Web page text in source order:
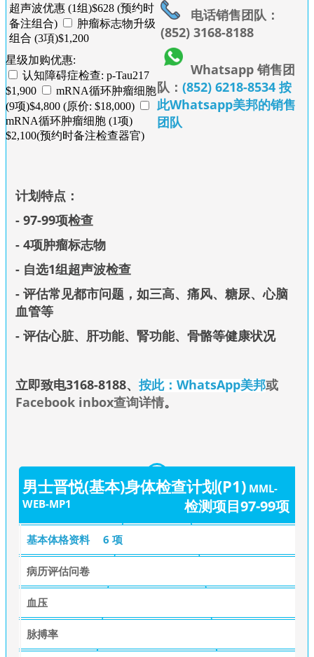
超声波优惠 (1组)$628 (预约时
备注组合)
肿瘤标志物升级
组合 (3項)$1,200
星级加购优惠:
认知障碍症检查: p-Tau217
$1,900
mRNA循环肿瘤细胞
(9项)$4,800 (原价: $18,000)
mRNA循环肿瘤细胞 (1项)
$2,100(预约时备注检查器官)
电话销售团队：
(852) 3168-8188
Whatsapp 销售团
队： (852) 6218-8534 按
此Whatsapp美邦的销售
团队
计划特点：
- 97-99项检查
- 4项肿瘤标志物
- 自选1组超声波检查
- 评估常见都市问题，如三高、痛风、糖尿、心脑
血管等
- 评估心脏、肝功能、 腎功能、骨骼等健康状况
立即致电3168-8188、 按此：WhatsApp美邦或
Facebook inbox查询详情。
男士晋悦(基本)身体检查计划(P1) MML-
WEB-MP1
检测项目97-99项
基本体格资料 6 项
病历评估问卷
血压
脉搏率